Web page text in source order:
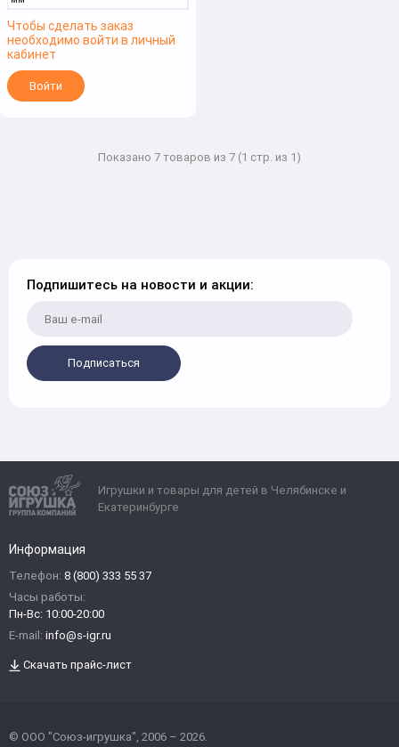
Чтобы сделать заказ
необходимо войти в личный
кабинет
Войти
Показано 7 товаров из 7 (1 стр. из 1)
Подпишитесь на новости и акции:
Подписаться
Игрушки и товары для детей в Челябинске и
Екатеринбурге
Информация
Телефон: 8 (800) 333 55 37
Часы работы:
Пн-Вс: 10:00-20:00
E-mail: info@s-igr.ru
Скачать прайс-лист
© ООО "Союз-игрушка", 2006 – 2026.